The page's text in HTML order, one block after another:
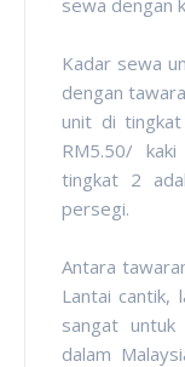
sewa dengan
Kadar sewa
dengan
unit di
RM5.50/
tingkat 2
persegi.
Antara
Lantai cantik,
sangat
dalam